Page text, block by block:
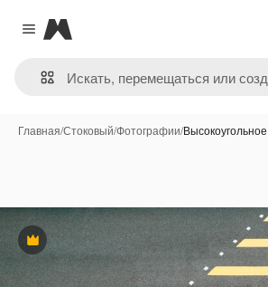
Close menu
Magnific
Главная/Стоковый/Фотографии/
Премиум